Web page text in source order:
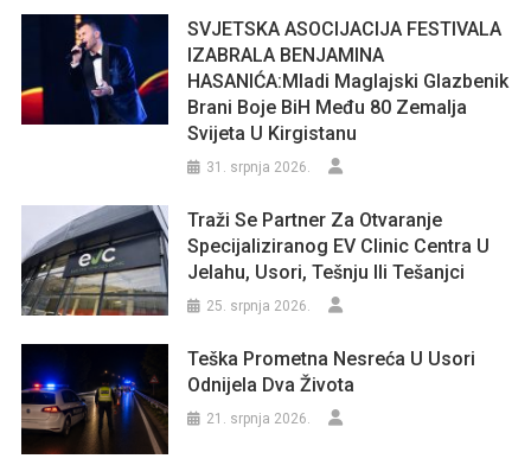
SVJETSKA ASOCIJACIJA FESTIVALA
IZABRALA BENJAMINA
HASANIĆA:Mladi Maglajski Glazbenik
Brani Boje BiH Među 80 Zemalja
Svijeta U Kirgistanu
31. srpnja 2026.
Traži Se Partner Za Otvaranje
Specijaliziranog EV Clinic Centra U
Jelahu, Usori, Tešnju Ili Tešanjci
25. srpnja 2026.
Teška Prometna Nesreća U Usori
Odnijela Dva Života
21. srpnja 2026.